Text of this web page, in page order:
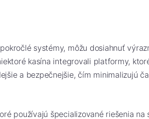
systémy, môžu dosiahnuť
kasína integrovali platformy,
a bezpečnejšie, čím minimalizujú
používajú špecializované riešenia